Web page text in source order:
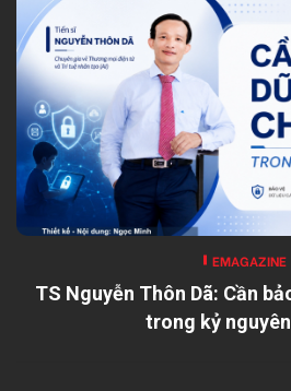
EMAGAZINE
TS Nguyễn Thôn Dã: Cần
trong kỷ